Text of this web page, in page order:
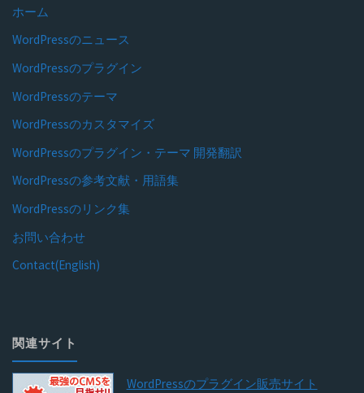
ホーム
WordPressのニュース
WordPressのプラグイン
WordPressのテーマ
WordPressのカスタマイズ
WordPressのプラグイン・テーマ 開発翻訳
WordPressの参考文献・用語集
WordPressのリンク集
お問い合わせ
Contact(English)
関連サイト
WordPressのプラグイン販売サイト